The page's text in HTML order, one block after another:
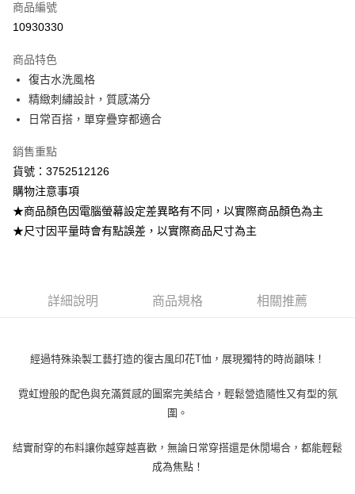
超商取貨付款
Apple Pay
街口支付
ATM付款
全家取貨付款
每筆NT$80，滿NT$799(含以上)免運費
每筆NT$80，滿NT$799(含以上)免運費
每筆NT$80，滿NT$799(含以上)免運費
每筆NT$100，滿NT$799(含以上)免運費
商品編號
10930330
商品特色
復古水洗風格
精緻刺繡設計，質感滿分
日常百搭，單穿疊穿都適合
銷售重點
貨號：3752512126
購物注意事項
★商品顏色因電腦螢幕設定差異略有不同，以實際商品顏色為主
★尺寸因平量時會有點誤差，以實際商品尺寸為主
詳細說明 商品規格 相關推薦
經過特殊染製工藝打造的復古風印花T恤，展現獨特的時尚韻味！
霓虹燈般的配色與充滿質感的圖案完美結合，輕鬆營造隨性又有型的氛
圍。
結實耐穿的布料讓你越穿越喜歡，無論日常穿搭還是休閒場合，都能輕鬆
成為焦點！